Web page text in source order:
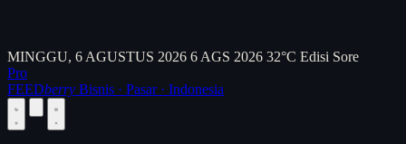
MINGGU, 6 AGUSTUS 2026 6 AGS 2026 32°C Edisi Sore
Pro
FEEDberry Bisnis · Pasar · Indonesia